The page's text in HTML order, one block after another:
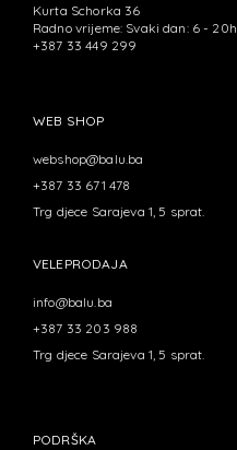
Kurta Schorka 36
Radno vrijeme: Svaki dan: 6 - 20h
+387 33 449 299
WEB SHOP
webshop@balu.ba
+387 33 671 478
Trg djece Sarajeva 1, 5 sprat.
VELEPRODAJA
info@balu.ba
+387 33 203 988
Trg djece Sarajeva 1, 5 sprat.
PODRŠKA